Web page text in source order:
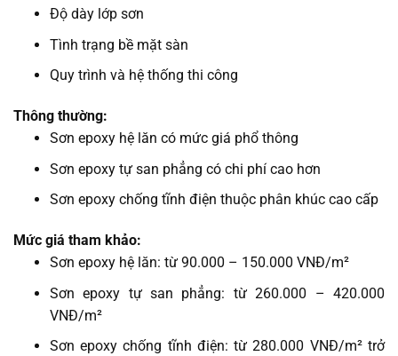
Độ dày lớp sơn
Tình trạng bề mặt sàn
Quy trình và hệ thống thi công
Thông thường:
Sơn epoxy hệ lăn có mức giá phổ thông
Sơn epoxy tự san phẳng có chi phí cao hơn
Sơn epoxy chống tĩnh điện thuộc phân khúc cao cấp
Mức giá tham khảo:
Sơn epoxy hệ lăn: từ 90.000 – 150.000 VNĐ/m²
Sơn epoxy tự san phẳng: từ 260.000 – 420.000
VNĐ/m²
Sơn epoxy chống tĩnh điện: từ 280.000 VNĐ/m² trở